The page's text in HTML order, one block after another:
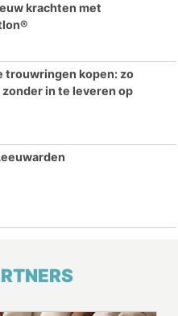
krachten met
trouwringen kopen: zo
zonder in te leveren op